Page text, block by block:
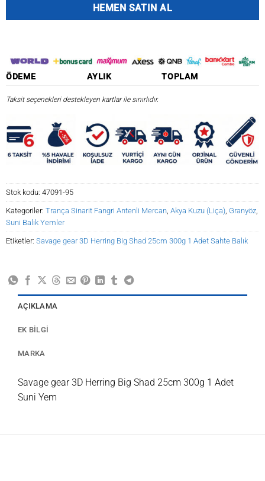
HEMEN SATIN AL
ÖDEME AYLIK TOPLAM
Taksit seçenekleri destekleyen kartlar ile sınırlıdır.
Stok kodu: 47091-95
Kategoriler: Trança Sinarit Fangri Antenli Mercan Akya Kuzu (Liça) Granyöz
Suni Balık Yemler
Etiketler: Savage gear 3D Herring Big Shad 25cm 300g 1 Adet Sahte Balık
AÇIKLAMA
EK BILGI
MARKA
Savage gear 3D Herring Big Shad 25cm 300g 1 Adet
Suni Yem